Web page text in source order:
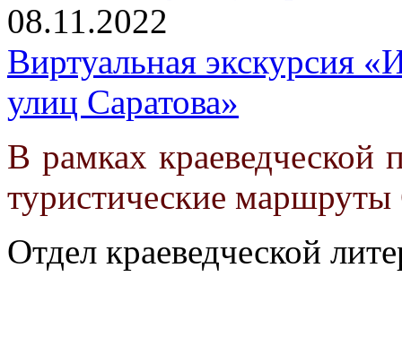
08.11.2022
Виртуальная экскурсия
улиц Саратова»
В рамках
туристические маршруты
Отдел краеведческой